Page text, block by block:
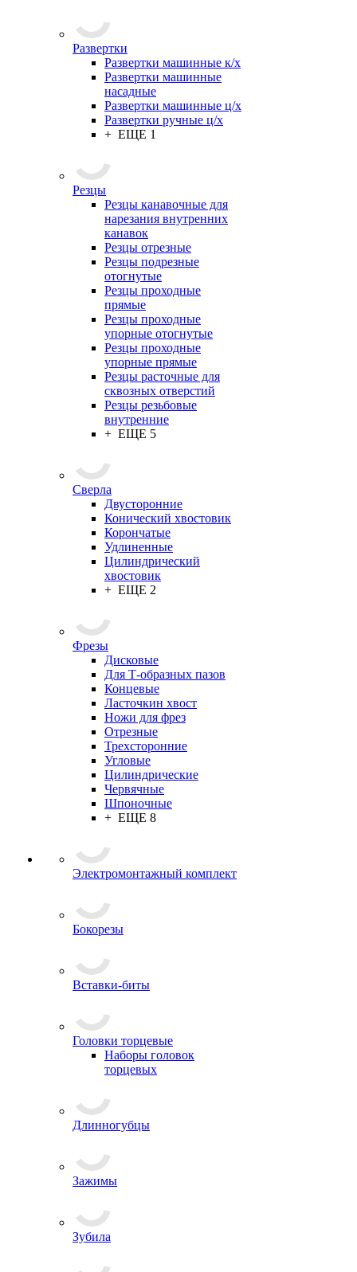
Развертки
Развертки машинные к/х
Развертки машинные
насадные
Развертки машинные ц/х
Развертки ручные ц/х
+ ЕЩЕ 1
Резцы
Резцы канавочные для
нарезания внутренних
канавок
Резцы отрезные
Резцы подрезные
отогнутые
Резцы проходные
прямые
Резцы проходные
упорные отогнутые
Резцы проходные
упорные прямые
Резцы расточные для
сквозных отверстий
Резцы резьбовые
внутренние
+ ЕЩЕ 5
Сверла
Двусторонние
Конический хвостовик
Корончатые
Удлиненные
Цилиндрический
хвостовик
+ ЕЩЕ 2
Фрезы
Дисковые
Для Т-образных пазов
Концевые
Ласточкин хвост
Ножи для фрез
Отрезные
Трехсторонние
Угловые
Цилиндрические
Червячные
Шпоночные
+ ЕЩЕ 8
Электромонтажный комплект
Бокорезы
Вставки-биты
Головки торцевые
Наборы головок
торцевых
Длинногубцы
Зажимы
Зубила